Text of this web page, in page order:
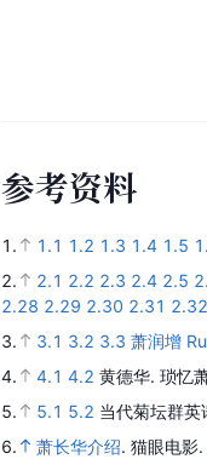
参考资料
1. 1.1 1.2 1.3 1.4 1.5
2.
2.1 2.2 2.3 2.4 2.5
2.28 2.29 2.30 2.31 2.32
3.
3.1 3.2 3.3 萧润增
4.
4.1 4.2 黄德华. 琐忆
5.
5.1 5.2 当代菊坛群英
6.
萧长华介绍. 猫眼电影.